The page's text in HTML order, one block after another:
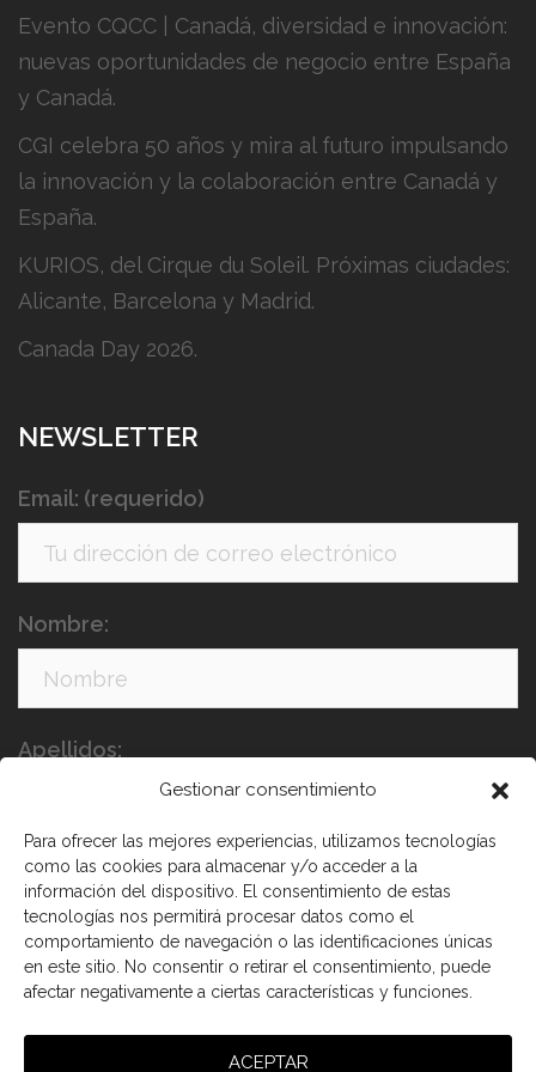
Gestionar consentimiento
Para ofrecer las mejores experiencias, utilizamos tecnologías
como las cookies para almacenar y/o acceder a la
información del dispositivo. El consentimiento de estas
tecnologías nos permitirá procesar datos como el
comportamiento de navegación o las identificaciones únicas
en este sitio. No consentir o retirar el consentimiento, puede
afectar negativamente a ciertas características y funciones.
ACEPTAR
Evento CQCC | Canadá, diversidad e innovación:
nuevas oportunidades de negocio entre España
y Canadá.
CGI celebra 50 años y mira al futuro impulsando
la innovación y la colaboración entre Canadá y
España.
KURIOS, del Cirque du Soleil. Próximas ciudades:
Alicante, Barcelona y Madrid.
Canada Day 2026.
NEWSLETTER
Email: (requerido)
Nombre:
Apellidos:
He leído y acepto los términos y condiciones